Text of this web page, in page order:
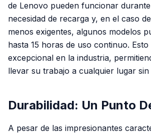
de Lenovo pueden funcionar
necesidad de recarga y, en el caso
menos exigentes, algunos modelos
hasta 15 horas de uso continuo.
excepcional en la industria,
llevar su trabajo a cualquier lugar
Durabilidad: Un Punto
A pesar de las impresionantes